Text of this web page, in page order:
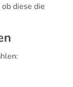
diese die